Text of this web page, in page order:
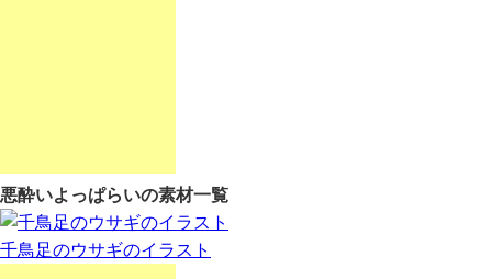
悪酔いよっぱらいの素材一覧
千鳥足のウサギのイラスト